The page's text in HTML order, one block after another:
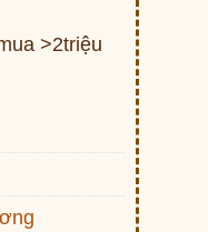
>2triệu